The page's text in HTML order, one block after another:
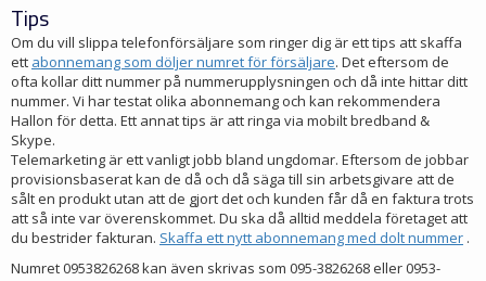
Tips
Om du vill slippa telefonförsäljare som ringer dig är ett tips att skaffa
ett abonnemang som döljer numret för försäljare. Det eftersom de
ofta kollar ditt nummer på nummerupplysningen och då inte hittar ditt
nummer. Vi har testat olika abonnemang och kan rekommendera
Hallon för detta. Ett annat tips är att ringa via mobilt bredband &
Skype.
Telemarketing är ett vanligt jobb bland ungdomar. Eftersom de jobbar
provisionsbaserat kan de då och då säga till sin arbetsgivare att de
sålt en produkt utan att de gjort det och kunden får då en faktura trots
att så inte var överenskommet. Du ska då alltid meddela företaget att
du bestrider fakturan. Skaffa ett nytt abonnemang med dolt nummer .
Numret 0953826268 kan även skrivas som 095-3826268 eller 0953-